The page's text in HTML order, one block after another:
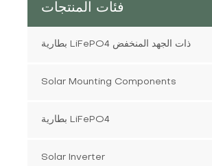
فئات المنتجات
بطارية LiFePO4 ذات الجهد المنخفض
Solar Mounting Components
بطارية LiFePO4
Solar Inverter